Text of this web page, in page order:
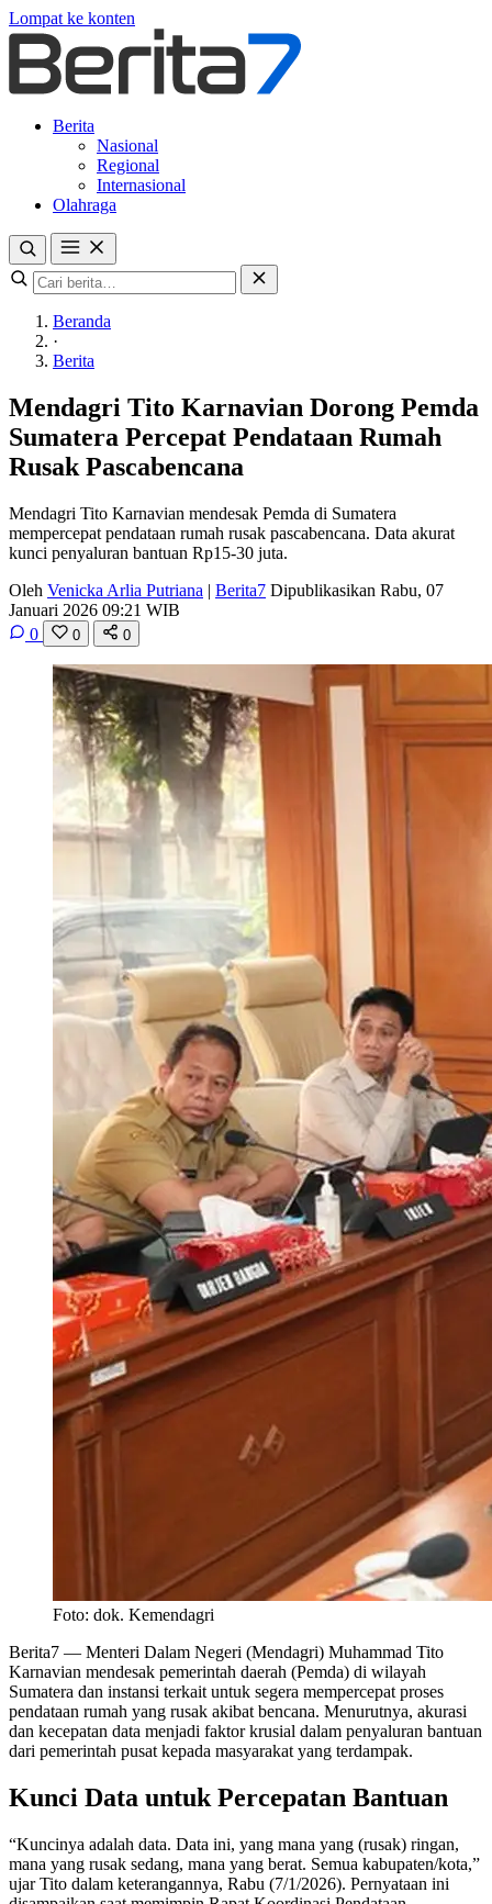
Lompat ke konten
Berita
Nasional
Regional
Internasional
Olahraga
Beranda
·
Berita
Mendagri Tito Karnavian Dorong Pemda
Sumatera Percepat Pendataan Rumah
Rusak Pascabencana
Mendagri Tito Karnavian mendesak Pemda di Sumatera
mempercepat pendataan rumah rusak pascabencana. Data akurat
kunci penyaluran bantuan Rp15-30 juta.
Oleh Venicka Arlia Putriana | Berita7 Dipublikasikan Rabu, 07
Januari 2026 09:21 WIB
0
0 0
Foto: dok. Kemendagri
Berita7 — Menteri Dalam Negeri (Mendagri) Muhammad Tito
Karnavian mendesak pemerintah daerah (Pemda) di wilayah
Sumatera dan instansi terkait untuk segera mempercepat proses
pendataan rumah yang rusak akibat bencana. Menurutnya, akurasi
dan kecepatan data menjadi faktor krusial dalam penyaluran bantuan
dari pemerintah pusat kepada masyarakat yang terdampak.
Kunci Data untuk Percepatan Bantuan
“Kuncinya adalah data. Data ini, yang mana yang (rusak) ringan,
mana yang rusak sedang, mana yang berat. Semua kabupaten/kota,”
ujar Tito dalam keterangannya, Rabu (7/1/2026). Pernyataan ini